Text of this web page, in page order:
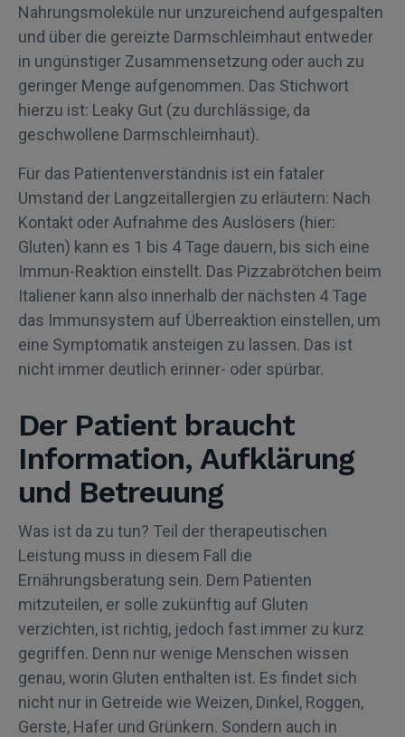
Nahrungsmoleküle nur unzureichend aufgespalten
und über die gereizte Darmschleimhaut entweder
in ungünstiger Zusammensetzung oder auch zu
geringer Menge aufgenommen. Das Stichwort
hierzu ist: Leaky Gut (zu durchlässige, da
geschwollene Darmschleimhaut).
Für das Patientenverständnis ist ein fataler
Umstand der Langzeitallergien zu erläutern: Nach
Kontakt oder Aufnahme des Auslösers (hier:
Gluten) kann es 1 bis 4 Tage dauern, bis sich eine
Immun-Reaktion einstellt. Das Pizzabrötchen beim
Italiener kann also innerhalb der nächsten 4 Tage
das Immunsystem auf Überreaktion einstellen, um
eine Symptomatik ansteigen zu lassen. Das ist
nicht immer deutlich erinner- oder spürbar.
Der Patient braucht
Information, Aufklärung
und Betreuung
Was ist da zu tun? Teil der therapeutischen
Leistung muss in diesem Fall die
Ernährungsberatung sein. Dem Patienten
mitzuteilen, er solle zukünftig auf Gluten
verzichten, ist richtig, jedoch fast immer zu kurz
gegriffen. Denn nur wenige Menschen wissen
genau, worin Gluten enthalten ist. Es findet sich
nicht nur in Getreide wie Weizen, Dinkel, Roggen,
Gerste, Hafer und Grünkern. Sondern auch in